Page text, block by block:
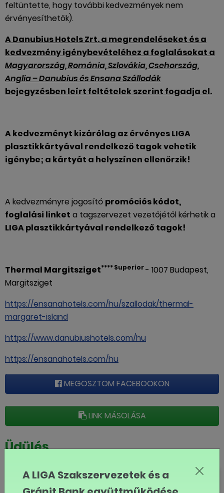
feltüntette, hogy további kedvezmények nem
érvényesíthetők).
A Danubius Hotels Zrt. a megrendeléseket és a
kedvezmény igénybevételéhez a foglalásokat a
Magyarország, Románia, Szlovákia, Csehország,
Anglia – Danubius és Ensana Szállodák
bejegyzésben leírt feltételek szerint fogadja el.
A kedvezményt kizárólag az érvényes LIGA
plasztikkártyával rendelkező tagok vehetik
igénybe; a kártyát a helyszínen ellenőrzik!
A kedvezményre jogosító promóciós kódot,
foglalási linket a tagszervezet vezetőjétől kérhetik a
LIGA plasztikkártyával rendelkező tagok!
Thermal Margitsziget**** Superior- 1007 Budapest,
Margitsziget
https://ensanahotels.com/hu/szallodak/thermal-
margaret-island
https://www.danubiushotels.com/hu
https://ensanahotels.com/hu
MEGOSZTOM FACEBOOKON
LINK MÁSOLÁSA
Üdülés
Balatonfüred – Danubius Hotel
A LIGA Szakszervezetek és a